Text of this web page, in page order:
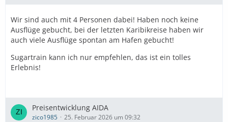
Wir sind auch mit 4 Personen dabei! Haben noch keine
Ausflüge gebucht, bei der letzten Karibikreise haben wir
auch viele Ausflüge spontan am Hafen gebucht!
Sugartrain kann ich nur empfehlen, das ist ein tolles
Erlebnis!
Preisentwicklung AIDA
zico1985 25. Februar 2026 um 09:32